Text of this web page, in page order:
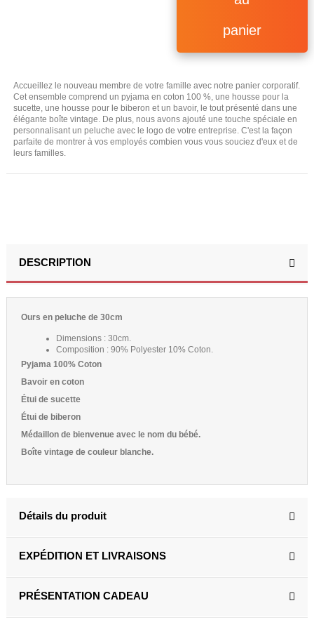
panier
Accueillez le nouveau membre de votre famille avec notre panier corporatif.
Cet ensemble comprend un pyjama en coton 100 %, une housse pour la
sucette, une housse pour le biberon et un bavoir, le tout présenté dans une
élégante boîte vintage. De plus, nous avons ajouté une touche spéciale en
personnalisant un peluche avec le logo de votre entreprise. C'est la façon
parfaite de montrer à vos employés combien vous vous souciez d'eux et de
leurs familles.
DESCRIPTION
Ours en peluche de 30cm
Dimensions : 30cm.
Composition : 90% Polyester 10% Coton.
Pyjama 100% Coton
Bavoir en coton
Étui de sucette
Étui de biberon
Médaillon de bienvenue avec le nom du bébé.
Boîte vintage de couleur blanche.
Détails du produit
EXPÉDITION ET LIVRAISONS
PRÉSENTATION CADEAU